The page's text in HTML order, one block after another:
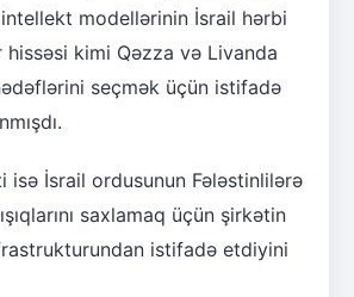
intellekt modellərinin İsrail hərbi
hissəsi kimi Qəzza və Livanda
seçmək üçün istifadə
isə İsrail ordusunun Fələstinlilərə
saxlamaq üçün şirkətin
istifadə etdiyini